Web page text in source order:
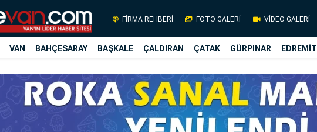
FİRMA REHBERİ FOTO GALERİ VİDEO GALERİ
VAN BAHÇESARAY BAŞKALE ÇALDIRAN ÇATAK GÜRPINAR EDREMİT